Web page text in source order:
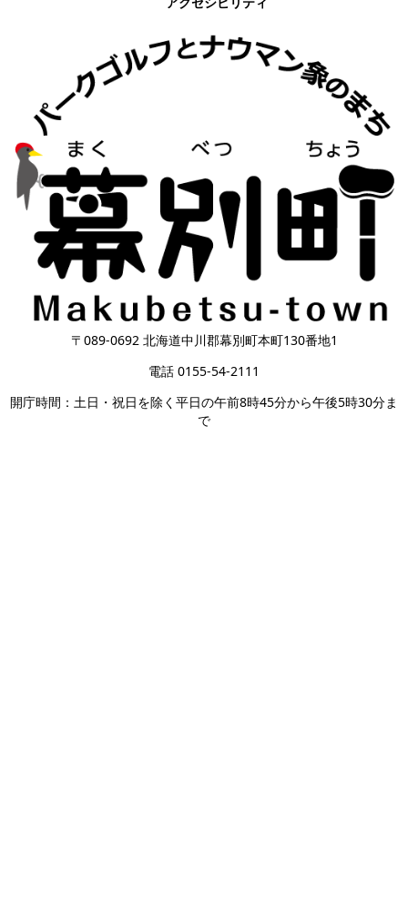
〒089-0692 北海道中川郡幕別町本町130番地1
電話 0155-54-2111
開庁時間：土日・祝日を除く平日の午前8時45分から午後5時30分ま
で